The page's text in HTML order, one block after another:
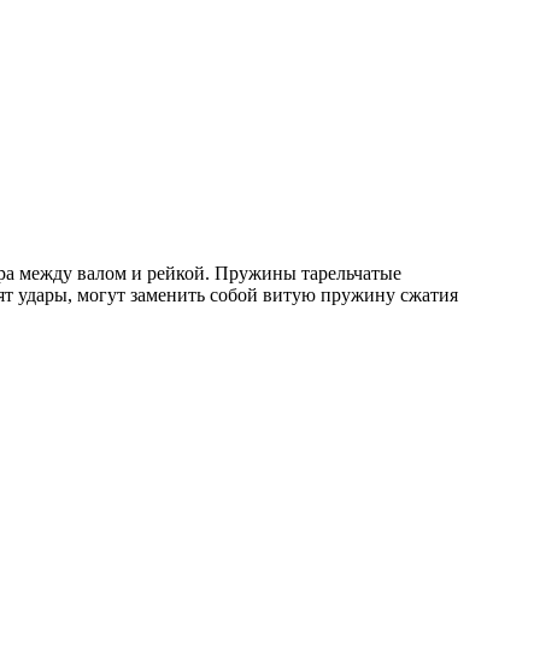
между валом и рейкой. Пружины тарельчатые
удары, могут заменить собой витую пружину сжатия